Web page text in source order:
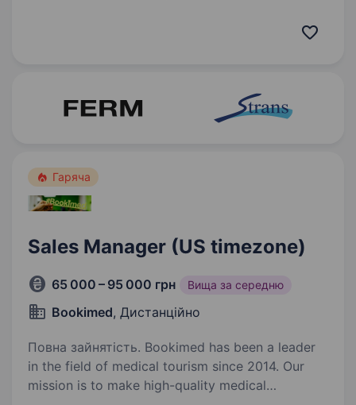
Гаряча
Sales Manager (US timezone)
65 000 – 95 000 грн Вища за середню
Bookimed, Дистанційно
Повна зайнятість. Bookimed has been a leader
in the field of medical tourism since 2014. Our
mission is to make high-quality medical